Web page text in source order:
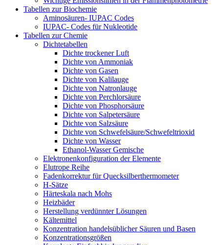
Tabellen zur Biochemie
Aminosäuren- IUPAC Codes
IUPAC- Codes für Nukleotide
Tabellen zur Chemie
Dichtetabellen
Dichte trockener Luft
Dichte von Ammoniak
Dichte von Gasen
Dichte von Kalilauge
Dichte von Natronlauge
Dichte von Perchlorsäure
Dichte von Phosphorsäure
Dichte von Salpetersäure
Dichte von Salzsäure
Dichte von Schwefelsäure/Schwefeltrioxid
Dichte von Wasser
Ethanol-Wasser Gemische
Elektronenkonfiguration der Elemente
Elutrope Reihe
Fadenkorrektur für Quecksilberthermometer
H-Sätze
Härteskala nach Mohs
Heizbäder
Herstellung verdünnter Lösungen
Kältemittel
Konzentration handelsüblicher Säuren und Basen
Konzentrationsgrößen